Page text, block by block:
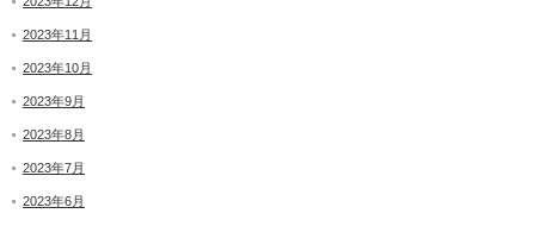
2023年11月
2023年10月
2023年9月
2023年8月
2023年7月
2023年6月